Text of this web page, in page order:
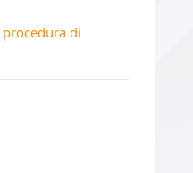
procedura di